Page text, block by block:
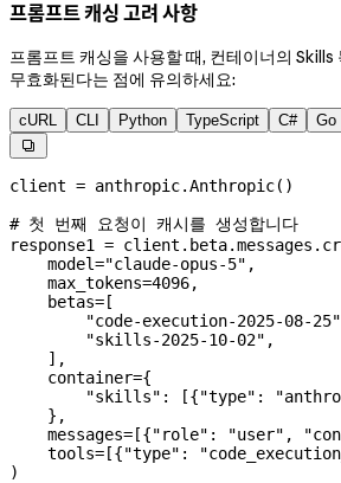
프롬프트 캐싱 고려 사항
프롬프트 캐싱을 사용할 때, 컨테이너의
무효화된다는 점에 유의하세요:
cURL CLI Python TypeScript C# Go

client = anthropic.Anthropic()
# 첫 번째 요청이 캐시를 생성합니다
response1 =
    model
="claude-opus-5" ,
    max_tokens
=4096,
    betas
= [
        "code-execution-2025-08-25"
        "skills-2025-10-02"
,
    ],
    container
={
        "skills"
: [{"type" :
    },
    messages
= [{"role" : "user" ,
    tools
= [{"type" :
)